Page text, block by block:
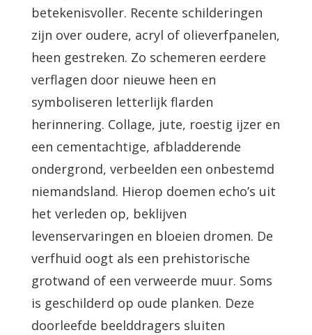
betekenisvoller. Recente schilderingen
zijn over oudere, acryl of olieverfpanelen,
heen gestreken. Zo schemeren eerdere
verflagen door nieuwe heen en
symboliseren letterlijk flarden
herinnering. Collage, jute, roestig ijzer en
een cementachtige, afbladderende
ondergrond, verbeelden een onbestemd
niemandsland. Hierop doemen echo’s uit
het verleden op, beklijven
levenservaringen en bloeien dromen. De
verfhuid oogt als een prehistorische
grotwand of een verweerde muur. Soms
is geschilderd op oude planken. Deze
doorleefde beelddragers sluiten